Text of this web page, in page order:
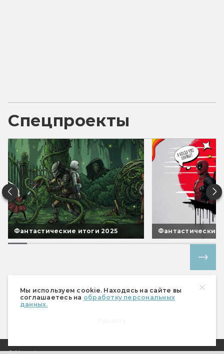
Мы используем cookie. Находясь на сайте вы
соглашаетесь на обработку персональных
данных.
Спецпроекты
Фантастические итоги 2025 Фантастические